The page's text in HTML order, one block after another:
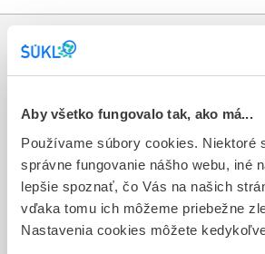
Aby všetko fungovalo tak, ako má...
Používame súbory cookies. Niektoré
správne fungovanie nášho webu, iné
lepšie spoznať, čo Vás na našich
vďaka tomu ich môžeme priebežne
Nastavenia cookies môžete
Informácie
Aktuality
Dotazník spokojnosti zákazníka
Sťažnosti a petície
Poskytovanie informácií